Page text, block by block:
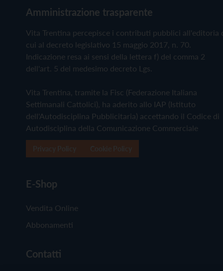
Amministrazione trasparente
Vita Trentina percepisce i contributi pubblici all'editoria
cui al decreto legislativo 15 maggio 2017, n. 70.
Indicazione resa ai sensi della lettera f) del comma 2
dell'art. 5 del medesimo decreto Lgs.
Vita Trentina, tramite la Fisc (Federazione Italiana
Settimanali Cattolici), ha aderito allo IAP (Istituto
dell'Autodisciplina Pubblicitaria) accettando il Codice di
Autodisciplina della Comunicazione Commerciale
E-Shop
Vendita Online
Abbonamenti
Contatti